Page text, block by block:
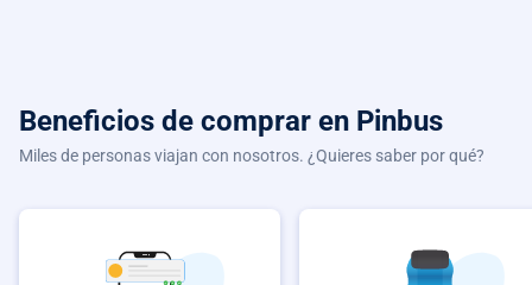
Beneficios de comprar en Pinbus
Miles de personas viajan con nosotros. ¿Quieres saber por qué?